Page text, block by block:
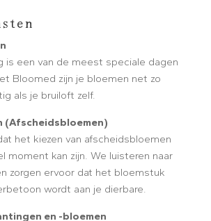
is een van de meest speciale dagen
Bloomed zijn je bloemen net zo
als je bruiloft zelf.
(Afscheidsbloemen)
het kiezen van afscheidsbloemen
moment kan zijn. We luisteren naar
zorgen ervoor dat het bloemstuk
wordt aan je dierbare.
en -bloemen